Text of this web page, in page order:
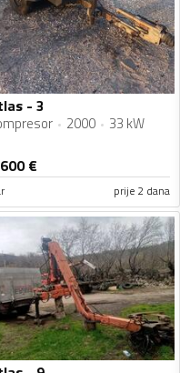
- 3
2000 33 kW
€
prije 2 dana